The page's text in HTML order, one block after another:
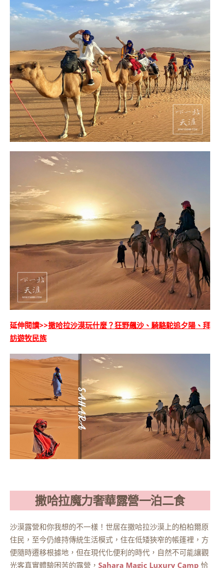
延伸閱讀>>撒哈拉沙漠玩什麼？狂野飆沙、騎駱駝追夕陽、拜
訪遊牧民族
撒哈拉魔力奢華露營一泊二食
沙漠露營和你我想的不一樣！世居在撒哈拉沙漠上的柏柏爾原
住民，至今仍維持傳統生活模式，住在低矮狹窄的帳篷裡，方
便隨時遷移根據地，但在現代化便利的時代，自然不可能讓觀
光客真實體驗困苦的露營， Sahara Magic Luxury Camp 恰